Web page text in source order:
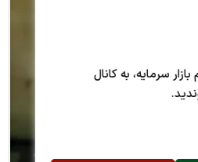
سرمایه، به کانال